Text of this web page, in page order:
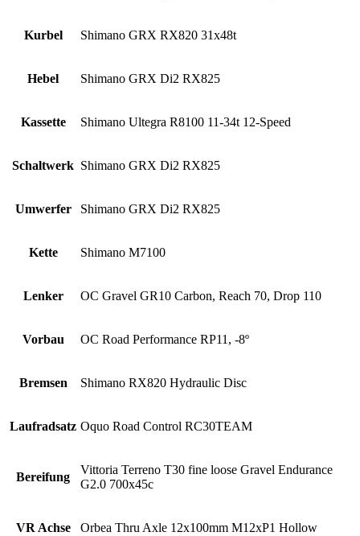
Kurbel Shimano GRX RX820 31x48t
Hebel Shimano GRX Di2 RX825
Kassette Shimano Ultegra R8100 11-34t 12-Speed
Schaltwerk Shimano GRX Di2 RX825
Umwerfer Shimano GRX Di2 RX825
Kette Shimano M7100
Lenker OC Gravel GR10 Carbon, Reach 70, Drop 110
Vorbau OC Road Performance RP11, -8º
Bremsen Shimano RX820 Hydraulic Disc
Laufradsatz Oquo Road Control RC30TEAM
Bereifung
Vittoria Terreno T30 fine loose Gravel Endurance
G2.0 700x45c
VR Achse Orbea Thru Axle 12x100mm M12xP1 Hollow